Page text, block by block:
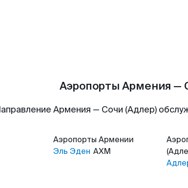
Аэропорты Армения —
Армения — Сочи (Адлер)
Аэропорты Армении
Эль Эден AXM